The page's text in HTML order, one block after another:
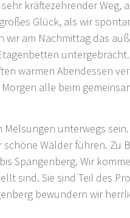
kräftezehrender
Glück, als wir
wir am Nachmittag das
warmen Abendessen
alle beim
unterwegs
Wälder führen. Zu
Spangenberg. Wir
sind. Sie sind Teil des
bewundern wir